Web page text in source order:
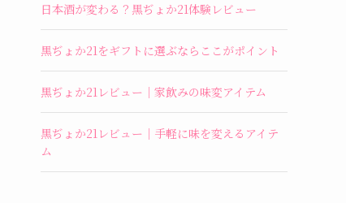
日本酒が変わる？黒ぢょか21体験レビュー
黒ぢょか21をギフトに選ぶならここがポイント
黒ぢょか21レビュー｜家飲みの味変アイテム
黒ぢょか21レビュー｜手軽に味を変えるアイテ
ム